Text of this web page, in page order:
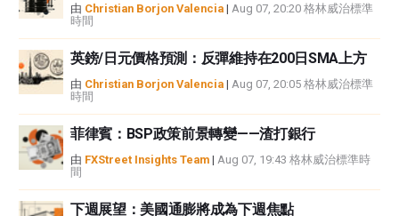
由 Christian Borjon Valencia | Aug 07, 20:20 格林威治標準
時間
英鎊/日元價格預測：反彈維持在200日SMA上方
由 Christian Borjon Valencia | Aug 07, 20:05 格林威治標準
時間
菲律賓：BSP政策前景轉變——渣打銀行
由 FXStreet Insights Team | Aug 07, 19:43 格林威治標準時
間
下週展望：美國通膨將成為下週焦點